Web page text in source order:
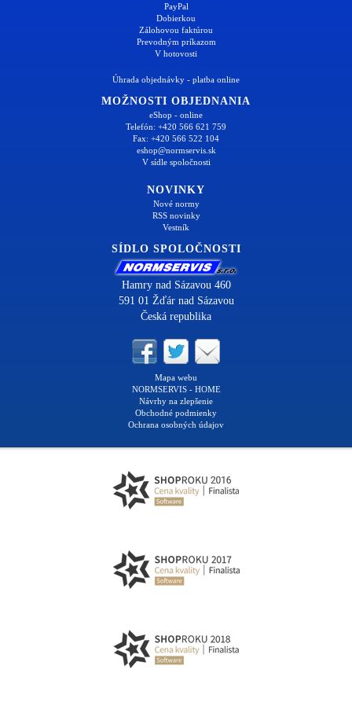
PayPal
Dobierkou
Zálohovou faktúrou
Prevodným príkazom
V hotovosti
Úhrada objednávky - platba online
MOŽNOSTI OBJEDNANIA
eShop - online
Telefón: +420 566 621 759
Fax: +420 566 522 104
eshop@normservis.sk
V sídle spoločnosti
NOVINKY
Nové normy
RSS novinky
Vestník
SÍDLO SPOLOČNOSTI
Hamry nad Sázavou 460
591 01 Žďár nad Sázavou
Česká republika
Mapa webu
NORMSERVIS - HOME
Návrhy na zlepšenie
Obchodné podmienky
Ochrana osobných údajov